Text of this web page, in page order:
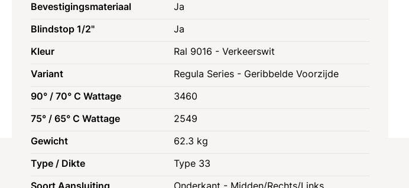
Bevestigingsmateriaal
Ja
Blindstop 1/2"
Ja
Kleur
Ral 9016 - Verkeerswit
Variant
Regula Series - Geribbelde Voorzijde
90° / 70° C Wattage
3460
75° / 65° C Wattage
2549
Gewicht
62.3 kg
Type / Dikte
Type 33